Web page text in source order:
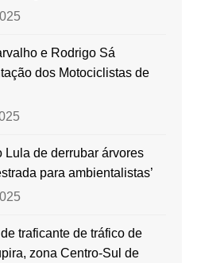
e Rodrigo Sá
dos Motociclistas de
Lula de derrubar árvores
para ambientalistas’
traficante de tráfico de
zona Centro-Sul de